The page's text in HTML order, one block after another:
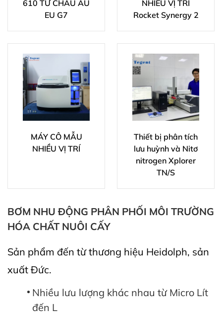
610 TỪ CHÂU ÂU
EU G7
NHIỀU VỊ TRÍ
Rocket Synergy 2
MÁY CÔ MẪU
NHIỀU VỊ TRÍ
Thiết bị phân tích
lưu huỳnh và Nitơ
nitrogen Xplorer
TN/S
BƠM NHU ĐỘNG PHÂN PHỐI MÔI TRƯỜNG
HÓA CHẤT NUÔI CẤY
Sản phẩm đến từ thương hiệu Heidolph, sản
xuất Đức.
Nhiều lưu lượng khác nhau từ Micro Lít
đến L